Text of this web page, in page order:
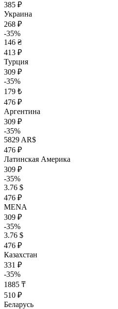
385 ₽
Украина
268 ₽
-35%
146 ₴
413 ₽
Турция
309 ₽
-35%
179 ₺
476 ₽
Аргентина
309 ₽
-35%
5829 AR$
476 ₽
Латинская Америка
309 ₽
-35%
3.76 $
476 ₽
MENA
309 ₽
-35%
3.76 $
476 ₽
Казахстан
331 ₽
-35%
1885 ₸
510 ₽
Беларусь